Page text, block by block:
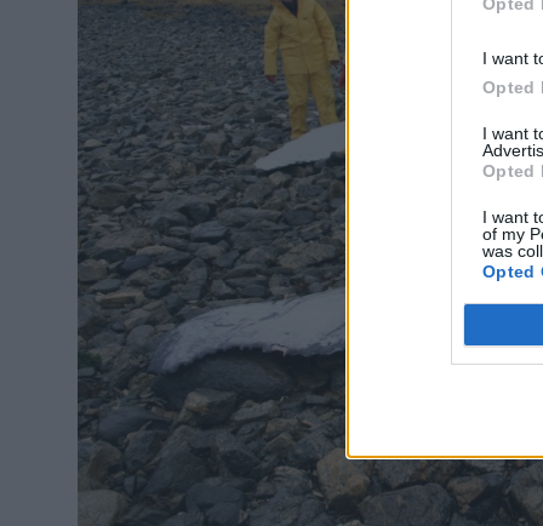
I want
Opted
I want
Opted
I want
of my
was
Opted